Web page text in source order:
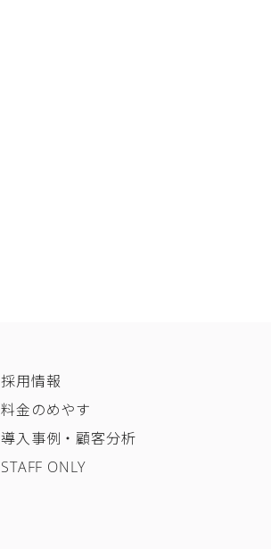
採用情報
料金のめやす
導入事例・顧客分析
STAFF ONLY